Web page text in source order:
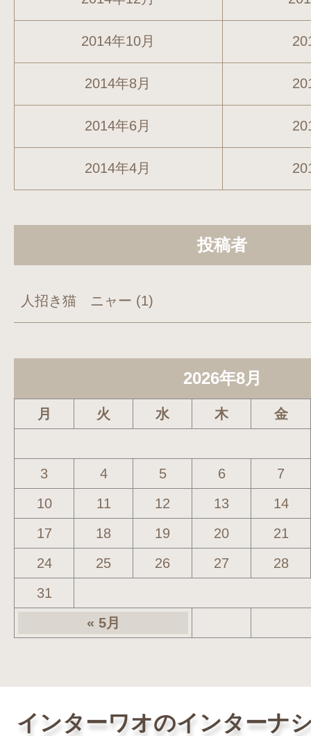
2014年10月
2014年8月
2014年6月
2014年4月
投稿者
人招き猫 ニャー (1)
2026年8月
月 火 水 木 金
« 5月
3 4 5 6
7
10
11 12 13
14
17
18 19 20
21
24
25 26 27
28
31
インターワオのインターナ